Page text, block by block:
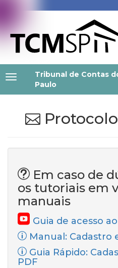
Tribunal de Contas
Paulo
Em caso de
os tutoriais em
manuais
Guia de acesso
Manual: Cadastro
Guia Rápido:
PDF